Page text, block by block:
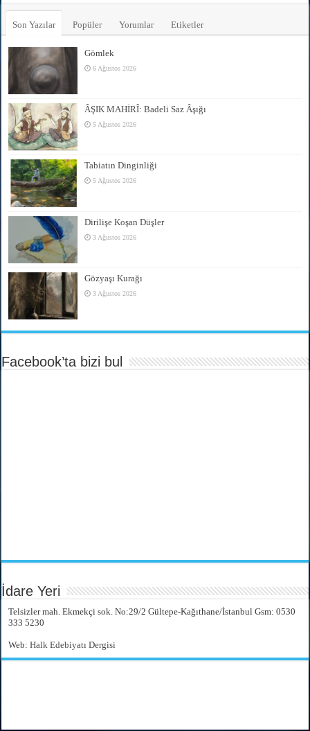
Son Yazılar Popüler Yorumlar Etiketler
Gömlek
6 Ağustos 2026
ÂŞIK MAHİRÎ: Badeli Saz Âşığı
5 Ağustos 2026
Tabiatın Dinginliği
5 Ağustos 2026
Dirilişe Koşan Düşler
3 Ağustos 2026
Gözyaşı Kurağı
3 Ağustos 2026
Facebook’ta bizi bul
İdare Yeri
Telsizler mah. Ekmekçi sok. No:29/2 Gültepe-Kağıthane/İstanbul Gsm: 0530
333 5230
Web:Halk Edebiyatı Dergisi